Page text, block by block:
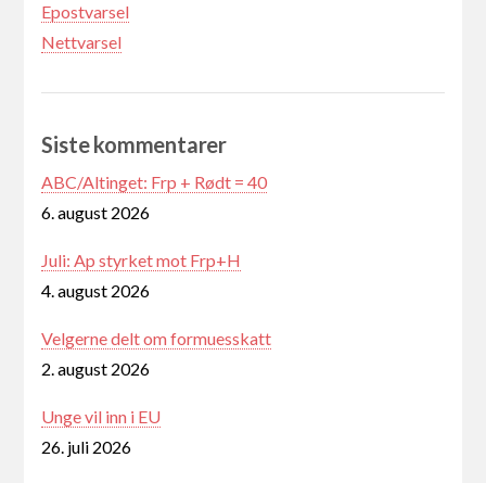
Epostvarsel
Nettvarsel
Siste kommentarer
ABC/Altinget: Frp + Rødt = 40
6. august 2026
Juli: Ap styrket mot Frp+H
4. august 2026
Velgerne delt om formuesskatt
2. august 2026
Unge vil inn i EU
26. juli 2026